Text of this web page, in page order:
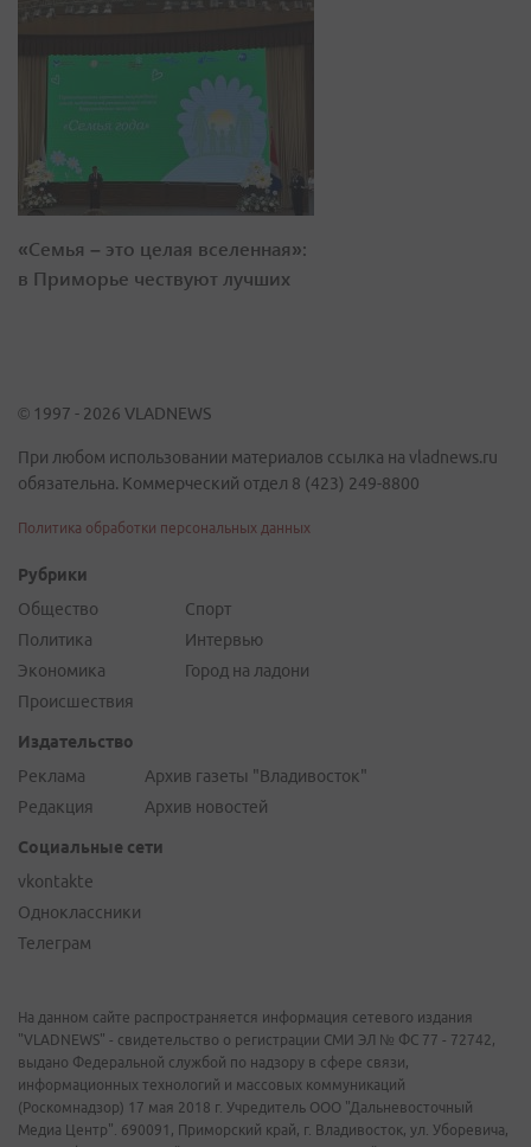
«Семья – это целая вселенная»:
в Приморье чествуют лучших
© 1997 - 2026 VLADNEWS
При любом использовании материалов ссылка на vladnews.ru
обязательна. Коммерческий отдел 8 (423) 249-8800
Политика обработки персональных данных
Рубрики
Общество
Политика
Экономика
Происшествия
Спорт
Интервью
Город на ладони
Издательство
Реклама
Редакция
Архив газеты "Владивосток"
Архив новостей
Социальные сети
vkontakte
Одноклассники
Телеграм
На данном сайте распространяется информация сетевого издания
"VLADNEWS" - свидетельство о регистрации СМИ ЭЛ № ФС 77 - 72742,
выдано Федеральной службой по надзору в сфере связи,
информационных технологий и массовых коммуникаций
(Роскомнадзор) 17 мая 2018 г. Учредитель ООО "Дальневосточный
Медиа Центр". 690091, Приморский край, г. Владивосток, ул. Уборевича,